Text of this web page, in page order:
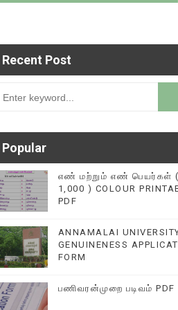
மின்னல் கல்விச்
Recent Post
Popular
எண் மற்றும் எண் பெயர்கள்
1,000 ) COLOUR
PDF
ANNAMALAI
GENUINENESS
FORM
பணிவரன்முறை படிவம் PDF